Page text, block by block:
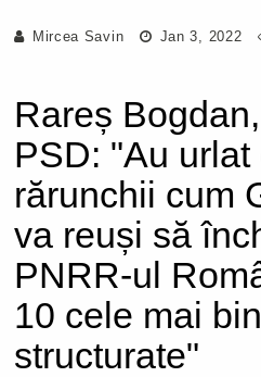
Mircea Savin Jan 3, 2022
Rareș
PSD: "Au urlat
rărunchii cum
va reuși să
PNRR-ul
10 cele mai
structurate"